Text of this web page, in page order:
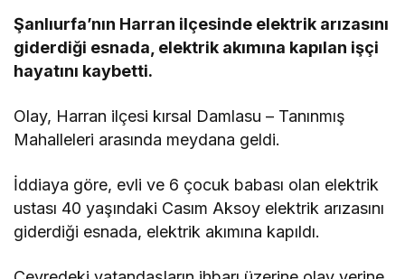
Şanlıurfa’nın Harran ilçesinde elektrik arızasını
giderdiği esnada, elektrik akımına kapılan işçi
hayatını kaybetti.
Olay, Harran ilçesi kırsal Damlasu – Tanınmış
Mahalleleri arasında meydana geldi.
İddiaya göre, evli ve 6 çocuk babası olan elektrik
ustası 40 yaşındaki Casım Aksoy elektrik arızasını
giderdiği esnada, elektrik akımına kapıldı.